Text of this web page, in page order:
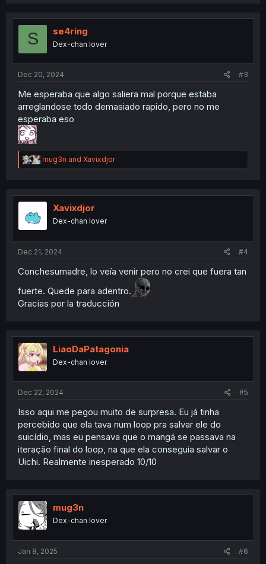
t
o
S se4ring
Dex-chan lover
Dec 20, 2024 #3
Me esperaba que algo saliera mal porque estaba
arreglandose todo demasiado rapido, pero no me
esperaba eso
R
e
t
mug3n and Xavixdjor
Xavixdjor
Dex-chan lover
Dec 21, 2024 #4
Conchesumadre, lo veía venir pero no crei que fuera tan
fuerte. Quede para adentro.
Gracias por la traducción
LiaoDaPatagonia
Dex-chan lover
Dec 22, 2024 #5
Isso aqui me pegou muito de surpresa. Eu já tinha
percebido que ela tava num loop pra salvar ele do
suicídio, mas eu pensava que o mangá se passava na
iteração final do loop, na que ela conseguia salvar o
Uichi. Realmente inesperado 10/10
mug3n
Dex-chan lover
Jan 8, 2025 #6